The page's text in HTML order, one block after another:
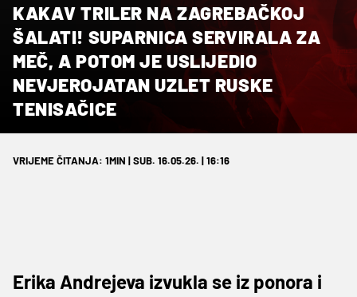
KAKAV TRILER NA ZAGREBAČKOJ
ŠALATI! SUPARNICA SERVIRALA ZA
MEČ, A POTOM JE USLIJEDIO
NEVJEROJATAN UZLET RUSKE
TENISAČICE
VRIJEME ČITANJA: 1MIN | SUB. 16.05.26. | 16:16
Erika Andrejeva izvukla se iz ponora i